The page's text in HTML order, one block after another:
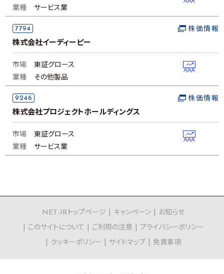
業種
サービス業
7794
株式会社イーディーピー
株価情報
市場
東証グロース
業種
その他製品
9246
株式会社プロジェクトホールディングス
株価情報
市場
東証グロース
業種
サービス業
NET-IRトップページ キャンペーン
お知らせ
このサイトについて
ご利用の注意
プライバシーポリシー
クッキーポリシー
サイトマップ 免責事項